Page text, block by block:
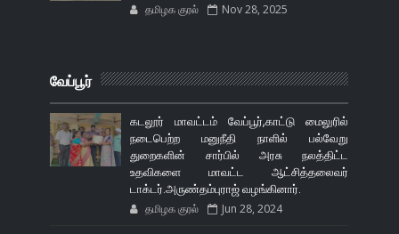
தமிழக குரல் Nov 28, 2025
வேப்பூர்
கடலூர் மாவட்டம் வேப்பூர்,காட்டு மைலுரில்
நடைபெற்ற மனுநீதி நாளில் பல்வேறு
துறைகளின் சார்பில் அரசு நலத்திட்ட
உதவிகளை மாவட்ட ஆட்சித்தலைவர்
டாக்டர்.அருண்தம்புராஜ் வழங்கினார்.
தமிழக குரல் Jun 28, 2024